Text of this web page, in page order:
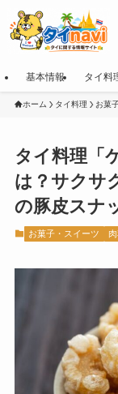
基本情報 タイ料
ホーム タイ料理 お菓
タイ料理「
は？サクサ
の豚皮スナ
お菓子・スイーツ